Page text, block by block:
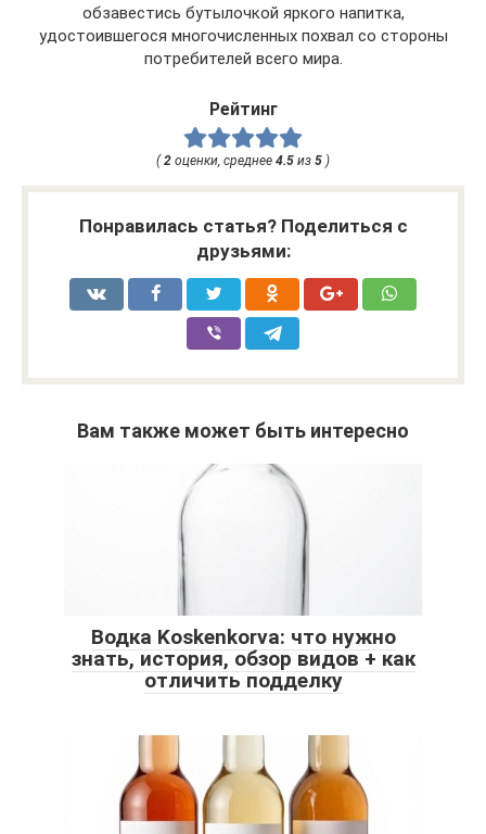
обзавестись бутылочкой яркого напитка,
удостоившегося многочисленных похвал со стороны
потребителей всего мира.
Рейтинг
(2 оценки, среднее 4.5 из 5 )
Понравилась статья? Поделиться с
друзьями:
Вам также может быть интересно
Водка Koskenkorva: что нужно
знать, история, обзор видов + как
отличить подделку